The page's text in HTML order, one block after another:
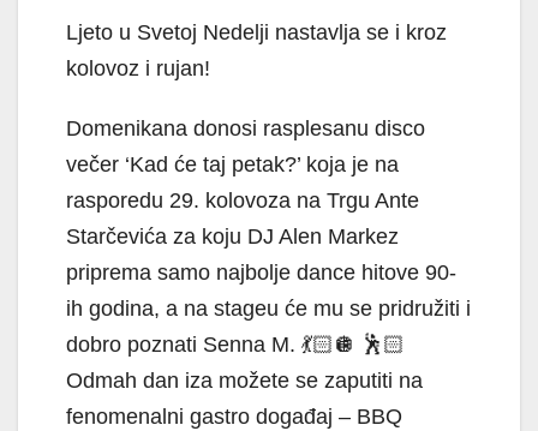
Ljeto u Svetoj Nedelji nastavlja se i kroz
kolovoz i rujan!
Domenikana donosi rasplesanu disco
večer ‘Kad će taj petak?’ koja je na
rasporedu 29. kolovoza na Trgu Ante
Starčevića za koju DJ Alen Markez
priprema samo najbolje dance hitove 90-
ih godina, a na stageu će mu se pridružiti i
dobro poznati Senna M. 💃🏻🪩 🕺🏻
Odmah dan iza možete se zaputiti na
fenomenalni gastro događaj – BBQ